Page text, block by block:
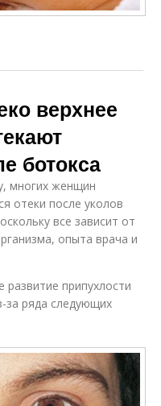
верхнее
ботокса
многих женщин
отеки после уколов
все зависит от
опыта врача и
припухлости
за ряда следующих